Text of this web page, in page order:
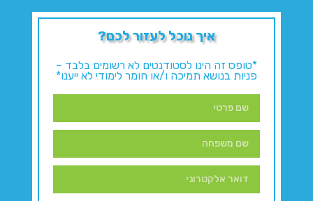
איך נוכל לעזור לכם?
*טופס זה הינו לסטודנטים לא רשומים בלבד –
פניות בנושא תמיכה ו/או חומר לימודי לא ייענו*